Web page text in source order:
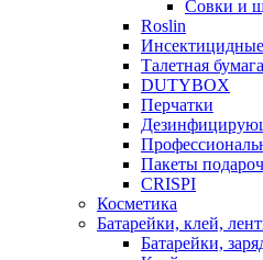
Совки и
Roslin
Инсектицидные
Талетная
DUTYBOX
Перчатки
Пакеты
CRISPI
Косметика
Батарейки, клей,
Батарейки,